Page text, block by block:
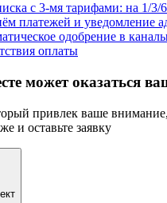
с 3-мя тарифами: на 1/3/6
платежей и уведомление
одобрение в
оплаты
может оказаться
привлек ваше
и оставьте заявку